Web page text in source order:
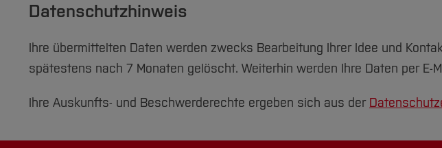
Datenschutzhinweis
Ihre übermittelten Daten werden zwecks Bearbeitung Ihrer Idee und
spätestens nach 7 Monaten gelöscht. Weiterhin werden Ihre Daten per
Ihre Auskunfts- und Beschwerderechte ergeben sich aus der